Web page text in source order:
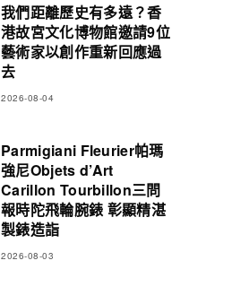
我們距離歷史有多遠？香
港故宮文化博物館邀請9位
藝術家以創作重新回應過
去
2026-08-04
Parmigiani Fleurier帕瑪
強尼Objets d’Art
Carillon Tourbillon三問
報時陀飛輪腕錶 彰顯精湛
製錶造詣
2026-08-03